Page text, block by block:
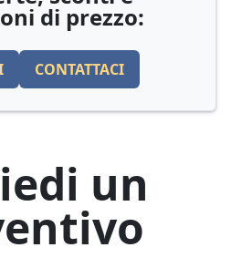
di prezzo:
CONTATTACI
un